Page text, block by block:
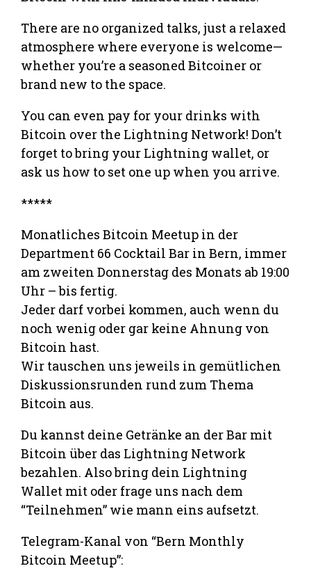
There are no organized talks, just a relaxed
atmosphere where everyone is welcome—
whether you’re a seasoned Bitcoiner or
brand new to the space.
You can even pay for your drinks with
Bitcoin over the Lightning Network! Don’t
forget to bring your Lightning wallet, or
ask us how to set one up when you arrive.
*****
Monatliches Bitcoin Meetup in der
Department 66 Cocktail Bar in Bern, immer
am zweiten Donnerstag des Monats ab 19:00
Uhr – bis fertig.
Jeder darf vorbei kommen, auch wenn du
noch wenig oder gar keine Ahnung von
Bitcoin hast.
Wir tauschen uns jeweils in gemütlichen
Diskussionsrunden rund zum Thema
Bitcoin aus.
Du kannst deine Getränke an der Bar mit
Bitcoin über das Lightning Network
bezahlen. Also bring dein Lightning
Wallet mit oder frage uns nach dem
“Teilnehmen” wie mann eins aufsetzt.
Telegram-Kanal von “Bern Monthly
Bitcoin Meetup”: